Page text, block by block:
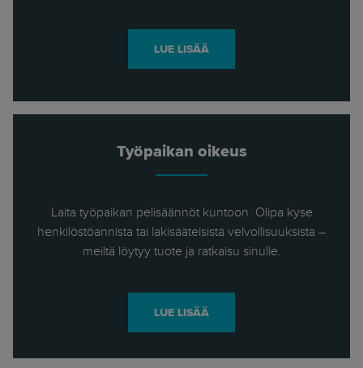
LUE LISÄÄ
Työpaikan oikeus
Laita työpaikan pelisäännöt kuntoon. Olipa kyse
henkilöstöannista tai lakisääteisistä velvollisuuksista –
meiltä löytyy tuote ja ratkaisu sinulle.
LUE LISÄÄ